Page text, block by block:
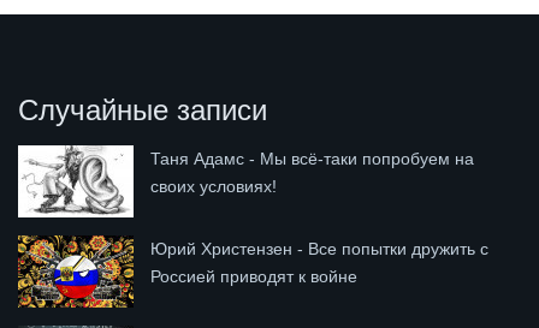
Случайные записи
Таня Адамс - Мы всё-таки попробуем на
своих условиях!
Юрий Христензен - Все попытки дружить с
Россией приводят к войне